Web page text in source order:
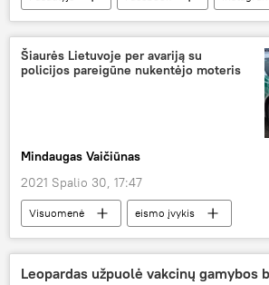
IPhone
sekimas
Šiaurės Lietuvoje per avariją su
policijos pareigūne nukentėjo moteris
Mindaugas Vaičiūnas
2021 Spalio 30, 17:47
Visuomenė eismo įvykis
Leopardas užpuolė vakcinų gamybos